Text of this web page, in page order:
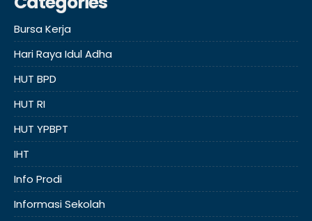
Bursa Kerja
Hari Raya Idul Adha
HUT BPD
HUT RI
HUT YPBPT
IHT
Info Prodi
Informasi Sekolah